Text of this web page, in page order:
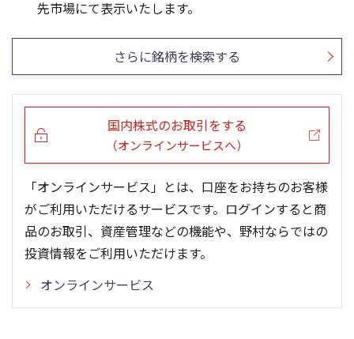
13週移動平均 26週移動平均 出来高(千)
0
50
5ヶ月移動平均 25ヶ月移動平均 出来高(千)
0
100
先市場にて表示いたします。
さらに銘柄を検索する
国内株式のお取引をする
（オンラインサービスへ）
「オンラインサービス」とは、口座をお持ちのお客様
がご利用いただけるサービスです。ログインすると商
品のお取引、資産管理などの機能や、野村ならではの
投資情報をご利用いただけます。
オンラインサービス